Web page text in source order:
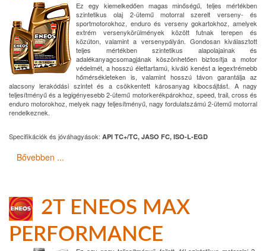
Ez egy kiemelkedően magas minőségű, teljes mértékben
szintetikus olaj 2-ütemű motorral szerelt verseny- és
sportmotorokhoz, enduro és verseny gokartokhoz, amelyek
extrém versenykörülmények között futnak terepen és
közúton, valamint a versenypályán. Gondosan kiválasztott
teljes mértékben szintetikus alapolajainak és
adalékanyagcsomagjának köszönhetően biztosítja a motor
védelmét, a hosszú élettartamú, kiváló kenést a legextrémebb
hőmérsékleteken is, valamint hosszú távon garantálja az
alacsony lerakódási szintet és a csökkentett károsanyag kibocsájtást. A nagy
teljesítményű és a legigényesebb 2-ütemű motorkerékpárokhoz, speed, trail, cross és
enduro motorokhoz, melyek nagy teljesítményű, nagy fordulatszámú 2-ütemű motorral
rendelkeznek.
Specifikációk és jóváhagyások: API TC+/TC, JASO FC, ISO-L-EGD
Bővebben ...
2T ENEOS MAX
PERFORMANCE